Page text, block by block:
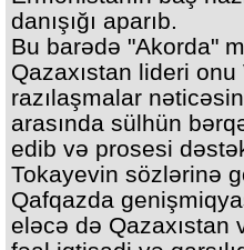
danışığı aparıb.
Bu barədə "Akorda"
Qazaxıstan lideri
razılaşmalar
arasında sülhün
edib və prosesi
Tokayevin sözlərinə
Qafqazda
eləcə də Qazaxıstan